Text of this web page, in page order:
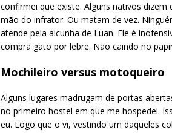
confirmei que existe. Alguns nativos
mão do infrator. Ou matam de vez.
atende pela alcunha de Luan. Ele é
compra gato por lebre. Não caindo no
Mochileiro versus motoqueiro
Alguns lugares madrugam de portas
no primeiro hostel em que me hospedei.
eu. Logo que o vi, vestindo um daqueles